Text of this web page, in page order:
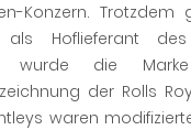
Konzern.
als Hoflieferant
wurde die
der Rolls
waren